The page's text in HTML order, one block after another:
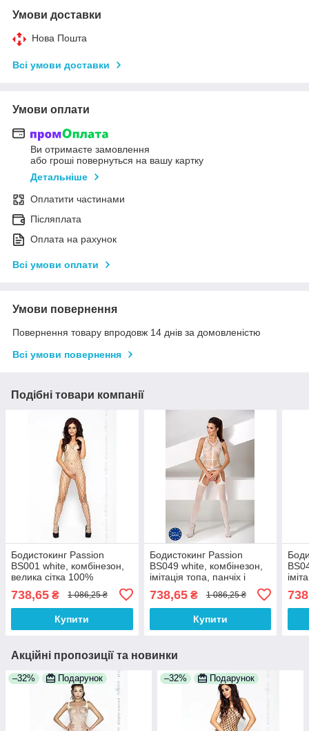
Умови доставки
Нова Пошта
Всі умови доставки
Умови оплати
Ви отримаєте замовлення
або гроші повернуться на вашу картку
Детальніше
Оплатити частинами
Післяплата
Оплата на рахунок
Всі умови оплати
Умови повернення
Повернення товару впродовж 14 днів за домовленістю
Всі умови повернення
Подібні товари компанії
Бодистокинг Passion
BS001 white, комбінезон,
велика сітка 100%
738,65 ₴ 1 086,25 ₴
Купити
Бодистокинг Passion
BS049 white, комбінезон,
імітація топа, панчіх і
пояси 100% Анонімності
738,65₴ 1 086,25 ₴
Купити
Акційні пропозиції та новинки
–32% Подарунок –32% Подарунок